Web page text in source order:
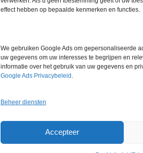
effect hebben op bepaalde kenmerken en functies.
We gebruiken Google Ads om gepersonaliseerde
uw gegevens om uw interesses te begrijpen en
informatie over het gebruik van uw gegevens en
Google Ads Privacybeleid .
Beheer diensten
Accepteer